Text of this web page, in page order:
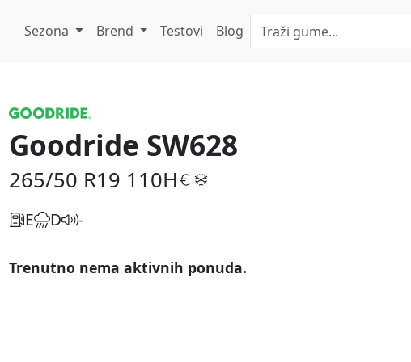
Sezona Brend Testovi Blog
Goodride SW628
265/50 R19 110H
E D -
Trenutno nema aktivnih ponuda.